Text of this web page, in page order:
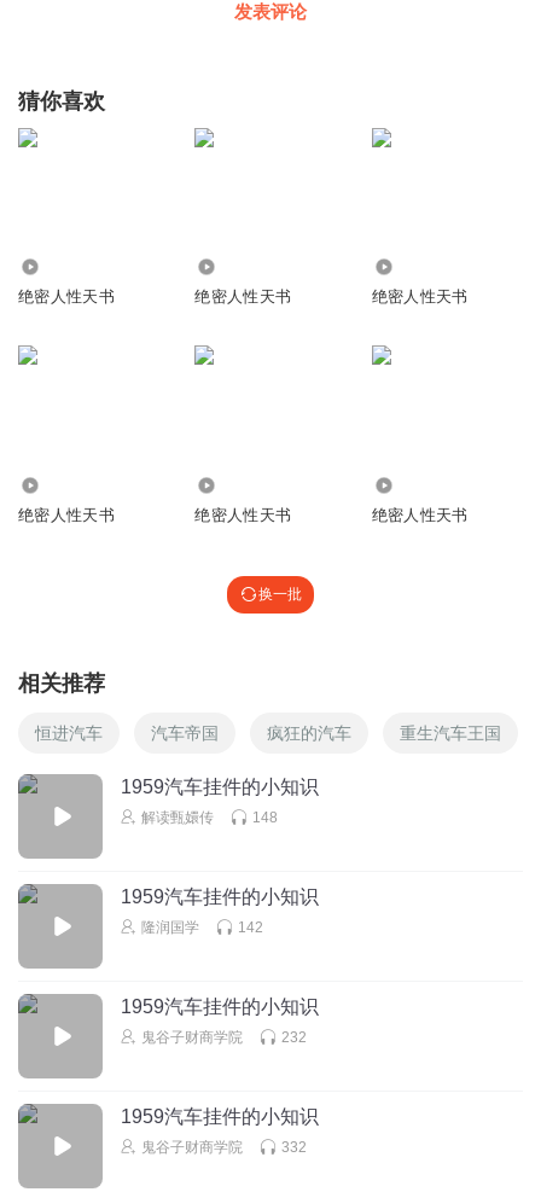
发表评论
猜你喜欢
绝密人性天书 绝密人性天书 绝密人性天书
绝密人性天书 绝密人性天书 绝密人性天书
换一批
相关推荐
恒进汽车 汽车帝国 疯狂的汽车 重生汽车王国
1959汽车挂件的小知识
解读甄嬛传 148
1959汽车挂件的小知识
隆润国学 142
1959汽车挂件的小知识
鬼谷子财商学院 232
1959汽车挂件的小知识
鬼谷子财商学院 332